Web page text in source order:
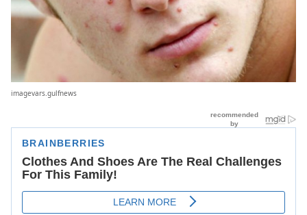
imagevars.gulfnews